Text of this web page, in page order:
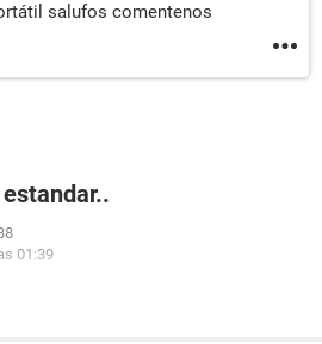
salufos comentenos
01:39